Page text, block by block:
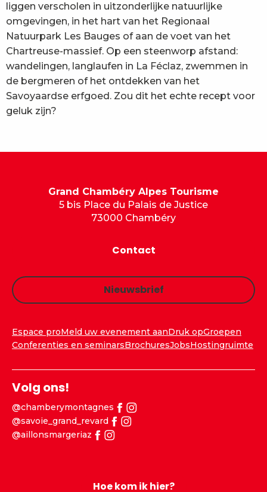
liggen verscholen in uitzonderlijke natuurlijke
omgevingen, in het hart van het Regionaal
Natuurpark Les Bauges of aan de voet van het
Chartreuse-massief. Op een steenworp afstand:
wandelingen, langlaufen in La Féclaz, zwemmen in
de bergmeren of het ontdekken van het
Savoyaardse erfgoed. Zou dit het echte recept voor
geluk zijn?
Grand Chambéry Alpes Tourisme
5 bis Place du Palais de Justice
73000 Chambéry
Contact
Nieuwsbrief
Espace proMeld uw evenement aanDruk opGroepen
Conferenties en seminarsBrochuresJobsHostingruimte
Volg ons!
@chamberymontagnes
@savoie_grand_revard
@aillonsmargeriaz
Hoe kom ik hier?